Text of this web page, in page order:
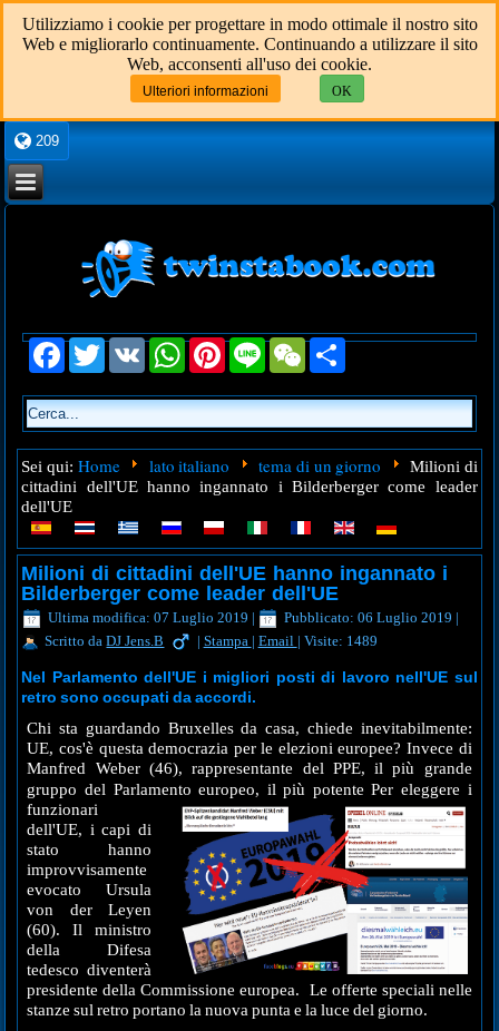
Utilizziamo i cookie per progettare in modo ottimale il nostro sito
Web e migliorarlo continuamente. Continuando a utilizzare il sito
Web, acconsenti all'uso dei cookie.
Ulteriori informazioni OK
209
Facebook
Twitter VK WhatsAppPinterestLine WeChat
Sei qui:Home lato italiano tema di un giorno
Milioni di
cittadini dell'UE hanno ingannato i Bilderberger come leader
dell'UE
Milioni di cittadini dell'UE hanno ingannato i
Bilderberger come leader dell'UE
Ultima modifica: 07 Luglio 2019 | Pubblicato: 06 Luglio 2019 |
Scritto daDJ Jens.B | Stampa | Email | Visite: 1489
Nel Parlamento dell'UE i migliori posti di lavoro nell'UE sul
retro sono occupati da accordi.
Chi sta guardando Bruxelles da casa, chiede inevitabilmente:
UE, cos'è questa democrazia per le elezioni europee? Invece di
Manfred Weber (46), rappresentante del PPE, il più grande
gruppo del Parlamento europeo, il più potente Per eleggere i
funzionari
dell'UE, i capi di
stato hanno
improvvisamente
evocato Ursula
von der Leyen
(60). Il ministro
della Difesa
tedesco diventerà
presidente della Commissione europea. Le offerte speciali nelle
stanze sul retro portano la nuova punta e la luce del giorno.